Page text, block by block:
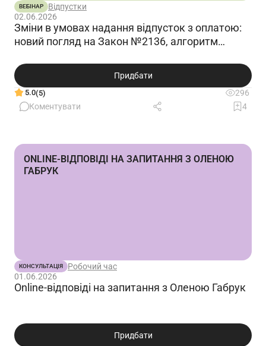
ВЕБІНАР
Відпустки
02.06.2026
Зміни в умовах надання відпусток з оплатою:
новий погляд на Закон №2136, алгоритм
Придбати
5.0(5)
296
Коментувати
4
ONLINE-ВІДПОВІДІ НА ЗАПИТАННЯ З ОЛЕНОЮ
ГАБРУК
КОНСУЛЬТАЦІЯ
Робочий час
01.06.2026
Online-відповіді на запитання з Оленою Габрук
Придбати